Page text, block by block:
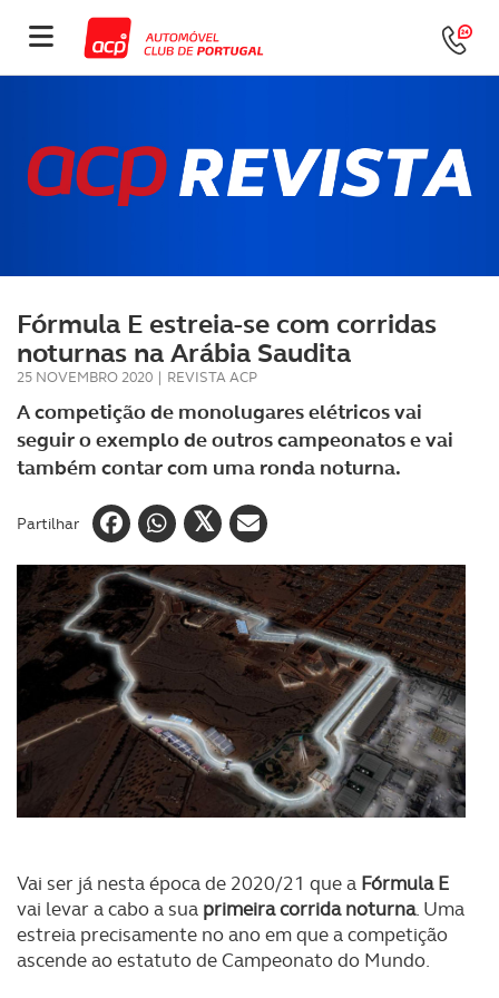
Fórmula E estreia-se com corridas
noturnas na Arábia Saudita
25 NOVEMBRO 2020 | REVISTA ACP
A competição de monolugares elétricos vai
seguir o exemplo de outros campeonatos e vai
também contar com uma ronda noturna.
Partilhar
Vai ser já nesta época de 2020/21 que a Fórmula E
vai levar a cabo a sua primeira corrida noturna. Uma
estreia precisamente no ano em que a competição
ascende ao estatuto de Campeonato do Mundo.